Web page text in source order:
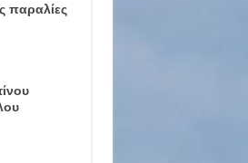
παραλίες